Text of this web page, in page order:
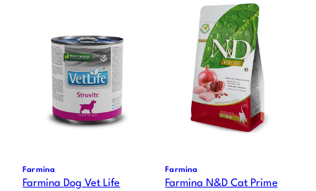
Farmina
Farmina Dog Vet Life
Farmina
Farmina N&D Cat Prime